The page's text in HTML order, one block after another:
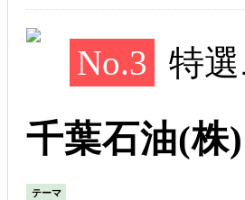
No.3 特
千葉石油(株)
テーマ